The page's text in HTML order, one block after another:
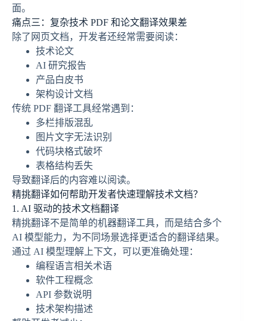
面。
痛点三：复杂技术 PDF 和论文翻译效果差
除了网页文档，开发者还经常需要阅读：
技术论文
AI 研究报告
产品白皮书
架构设计文档
传统 PDF 翻译工具经常遇到：
多栏排版混乱
图片文字无法识别
代码块格式破坏
表格结构丢失
导致翻译后的内容难以阅读。
精挑翻译如何帮助开发者快速理解技术文档？
1. AI 驱动的技术文档翻译
精挑翻译不是简单的机器翻译工具，而是结合多个
AI 模型能力，为不同场景选择更适合的翻译结果。
通过 AI 模型理解上下文，可以更准确处理：
编程语言相关术语
软件工程概念
API 参数说明
技术架构描述